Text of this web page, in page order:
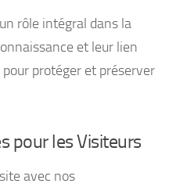
rôle intégral dans la
et leur lien
protéger et préserver
pour les Visiteurs
avec nos